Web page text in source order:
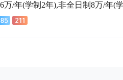
万/年(学制2年),非全日制8万/年(